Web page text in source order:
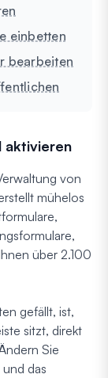
einbetten
bearbeiten
aktivieren
von
mühelos
über 2.100
gefällt, ist,
sitzt, direkt
Sie
das